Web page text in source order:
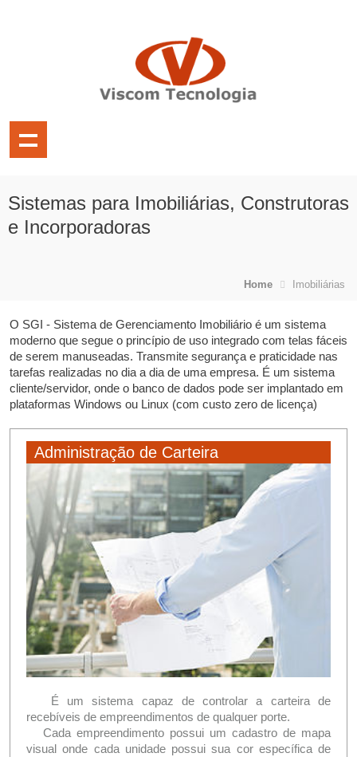
Sistemas para Imobiliárias, Construtoras
e Incorporadoras
Home Imobiliárias
O SGI - Sistema de Gerenciamento Imobiliário é um sistema
moderno que segue o princípio de uso integrado com telas fáceis
de serem manuseadas. Transmite segurança e praticidade nas
tarefas realizadas no dia a dia de uma empresa. É um sistema
cliente/servidor, onde o banco de dados pode ser implantado em
plataformas Windows ou Linux (com custo zero de licença)
Administração de Carteira
É um sistema capaz de controlar a carteira de
recebíveis de empreendimentos de qualquer porte.
Cada empreendimento possui um cadastro de mapa
visual onde cada unidade possui sua cor específica de